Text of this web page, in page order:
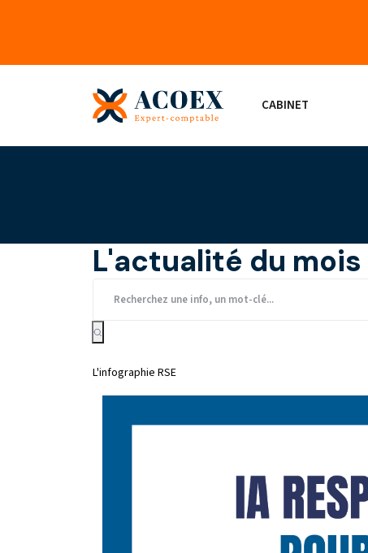
CABINET
L'actualité du mois
L'infographie RSE